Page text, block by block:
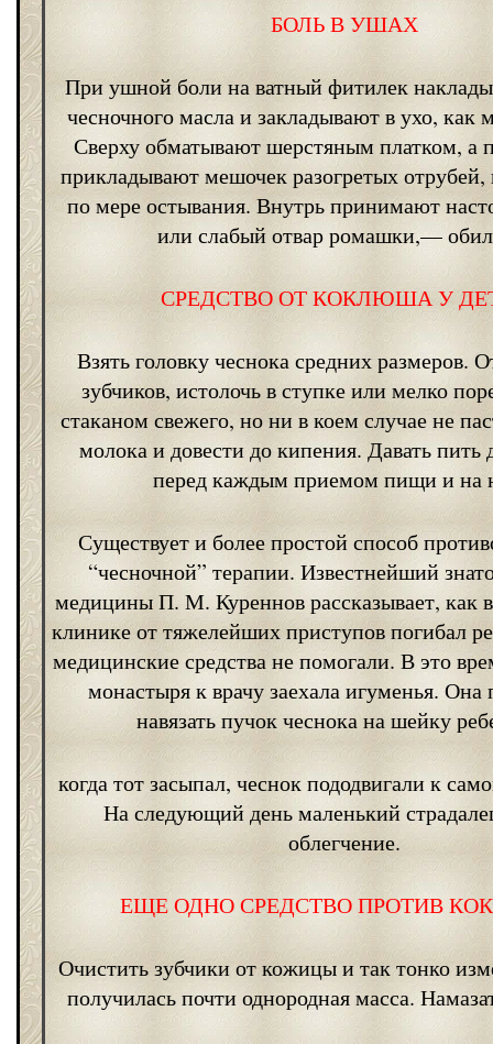
БОЛЬ В УШАХ
При ушной боли на ватный фитилек
чесночного масла и закладывают в ухо, как
Сверху обматывают шерстяным платком, а
прикладывают мешочек разогретых отрубей,
по мере остывания. Внутрь принимают
или слабый отвар ромашки,—
СРЕДСТВО ОТ КОКЛЮША У
Взять головку чеснока средних размеров.
зубчиков, истолочь в ступке или мелко
стаканом свежего, но ни в коем случае не
молока и довести до кипения. Давать пить
перед каждым приемом пищи и на
Существует и более простой способ
“чесночной” терапии. Известнейший
медицины П. М. Куреннов рассказывает, как
клинике от тяжелейших приступов погибал
медицинские средства не помогали. В это
монастыря к врачу заехала игуменья.
навязать пучок чеснока на шейку
когда тот засыпал, чеснок пододвигали к
На следующий день маленький
облегчение.
ЕЩЕ ОДНО СРЕДСТВО ПРОТИВ
Очистить зубчики от кожицы и так тонко
получилась почти однородная масса.